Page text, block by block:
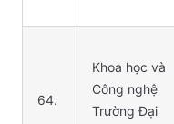
64.
Khoa học và
Công nghệ
Trường Đại